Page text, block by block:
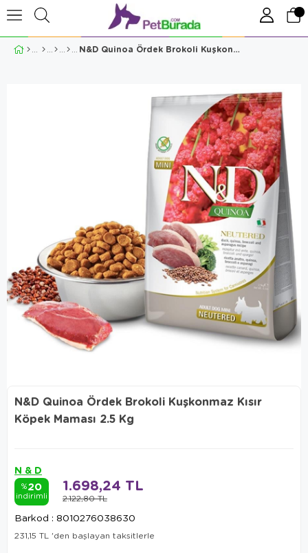
N&D Quinoa Ördek Brokoli Kuşkonmaz Kısır Köpek Maması 2.5 Kg
N&D Quinoa Ördek Brokoli Kuşkonmaz Kısır
Köpek Maması 2.5 Kg
N & D
%20
indirimli 2.122,80 TL
1.698,24 TL
Barkod : 8010276038630
231,15 TL 'den başlayan taksitlerle